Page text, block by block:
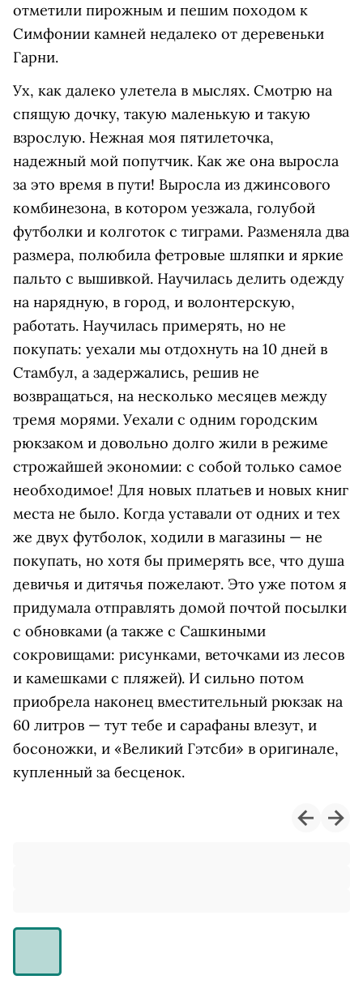
отметили пирожным и пешим походом к
Симфонии камней недалеко от деревеньки
Гарни.
Ух, как далеко улетела в мыслях. Смотрю на
спящую дочку, такую маленькую и такую
взрослую. Нежная моя пятилеточка,
надежный мой попутчик. Как же она выросла
за это время в пути! Выросла из джинсового
комбинезона, в котором уезжала, голубой
футболки и колготок с тиграми. Разменяла два
размера, полюбила фетровые шляпки и яркие
пальто с вышивкой. Научилась делить одежду
на нарядную, в город, и волонтерскую,
работать. Научилась примерять, но не
покупать: уехали мы отдохнуть на 10 дней в
Стамбул, а задержались, решив не
возвращаться, на несколько месяцев между
тремя морями. Уехали с одним городским
рюкзаком и довольно долго жили в режиме
строжайшей экономии: с собой только самое
необходимое! Для новых платьев и новых книг
места не было. Когда уставали от одних и тех
же двух футболок, ходили в магазины — не
покупать, но хотя бы примерять все, что душа
девичья и дитячья пожелают. Это уже потом я
придумала отправлять домой почтой посылки
с обновками (а также с Сашкиными
сокровищами: рисунками, веточками из лесов
и камешками с пляжей). И сильно потом
приобрела наконец вместительный рюкзак на
60 литров — тут тебе и сарафаны влезут, и
босоножки, и «Великий Гэтсби» в оригинале,
купленный за бесценок.